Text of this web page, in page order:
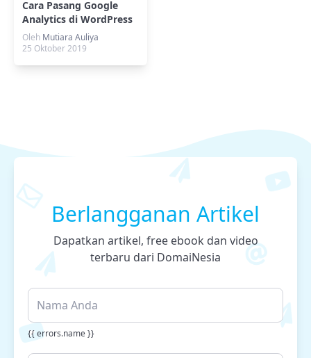
Cara Pasang Google
Analytics di WordPress
Untuk Pemula
Oleh Mutiara Auliya
25 Oktober 2019
Berlangganan Artikel
Dapatkan artikel, free ebook dan video
terbaru dari DomaiNesia
{{ errors.name }}